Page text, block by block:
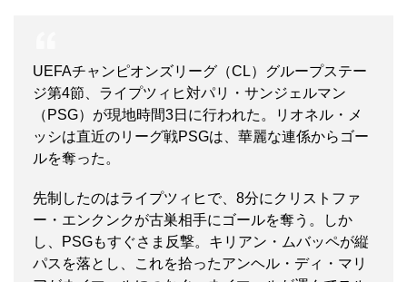
UEFAチャンピオンズリーグ（CL）グループステー
ジ第4節、ライプツィヒ対パリ・サンジェルマン
（PSG）が現地時間3日に行われた。リオネル・メ
ッシは直近のリーグ戦PSGは、華麗な連係からゴー
ルを奪った。
先制したのはライプツィヒで、8分にクリストファ
ー・エンクンクが古巣相手にゴールを奪う。しか
し、PSGもすぐさま反撃。キリアン・ムバッペが縦
パスを落とし、これを拾ったアンヘル・ディ・マリ